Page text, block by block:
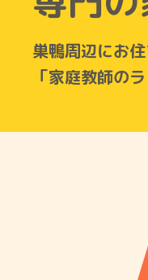
巣鴨周辺にお
「家庭教師の